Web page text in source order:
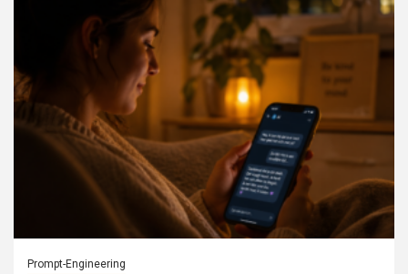
Prompt-Engineering